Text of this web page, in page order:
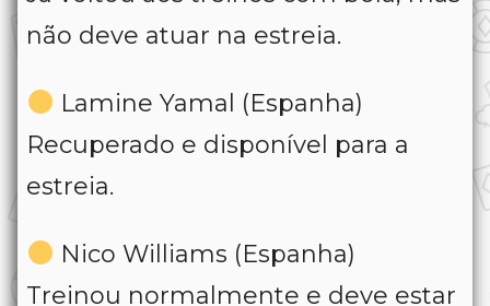
não deve atuar na estreia.
Lamine Yamal (Espanha)
Recuperado e disponível para a
estreia.
Nico Williams (Espanha)
Treinou normalmente e deve estar